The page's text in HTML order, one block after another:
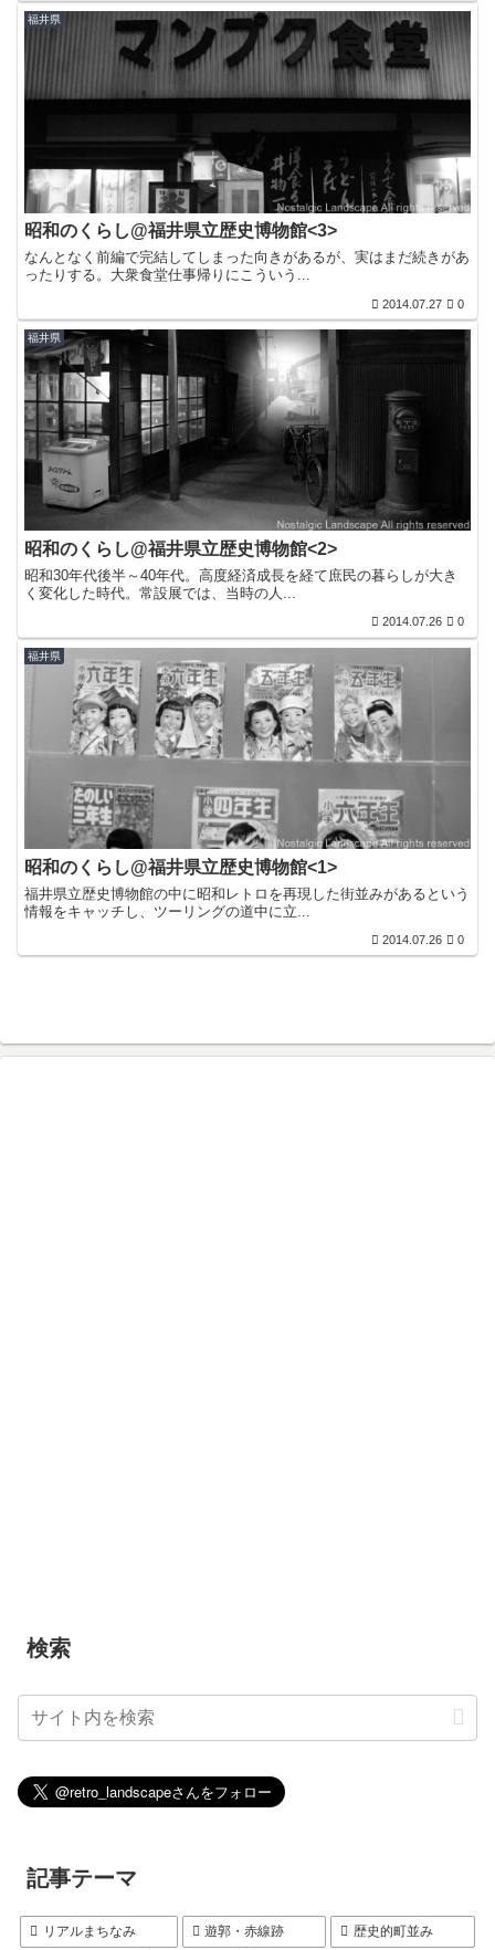
福井県
昭和のくらし@福井県立歴史博物館<3>
なんとなく前編で完結してしまった向きがあるが、実はまだ続きがあ
ったりする。大衆食堂仕事帰りにこういう...
2014.07.27 0
福井県
昭和のくらし@福井県立歴史博物館<2>
昭和30年代後半～40年代。高度経済成長を経て庶民の暮らしが大き
く変化した時代。常設展では、当時の人...
2014.07.26 0
福井県
昭和のくらし@福井県立歴史博物館<1>
福井県立歴史博物館の中に昭和レトロを再現した街並みがあるという
情報をキャッチし、ツーリングの道中に立...
2014.07.26 0
検索
記事テーマ
リアルまちなみ 遊郭・赤線跡 歴史的町並み